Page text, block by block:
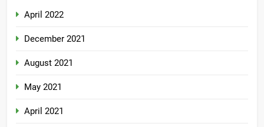
April 2022
December 2021
August 2021
May 2021
April 2021